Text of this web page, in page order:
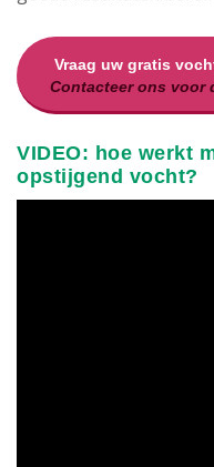
Vraag uw gratis
Contacteer ons voor
VIDEO: hoe werkt
opstijgend vocht?